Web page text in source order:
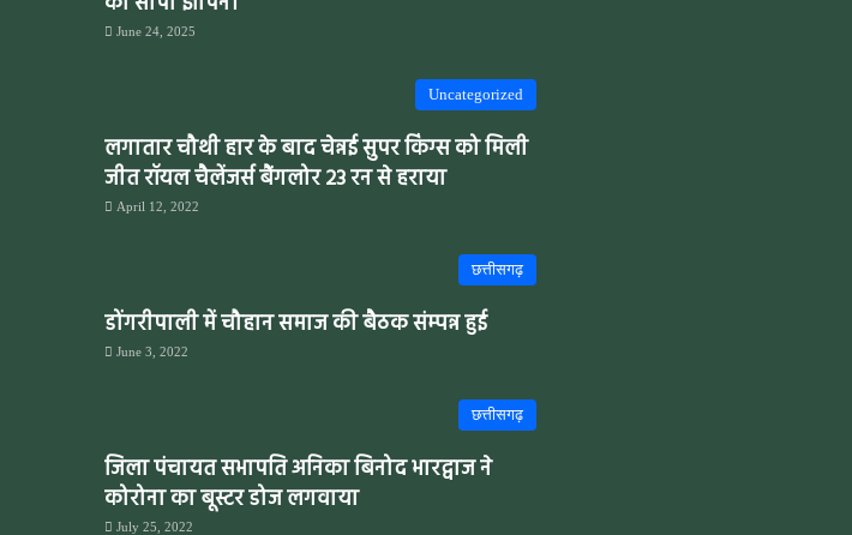
June 24, 2025
Uncategorized
लगातार चौथी हार के बाद चेन्नई सुपर किंग्स को मिली
जीत रॉयल चैलेंजर्स बैंगलोर 23 रन से हराया
April 12, 2022
छत्तीसगढ़
डोंगरीपाली में चौहान समाज की बैठक संम्पन्न हुई
June 3, 2022
छत्तीसगढ़
जिला पंचायत सभापति अनिका बिनोद भारद्वाज ने
कोरोना का बूस्टर डोज लगवाया
July 25, 2022